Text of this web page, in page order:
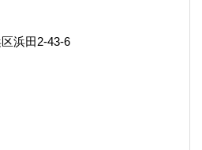
浜田2-43-6